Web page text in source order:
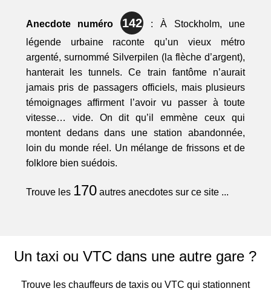
Anecdote numéro 142
: À Stockholm, une
légende urbaine raconte qu’un vieux métro
argenté, surnommé Silverpilen (la flèche d’argent),
hanterait les tunnels. Ce train fantôme n’aurait
jamais pris de passagers officiels, mais plusieurs
témoignages affirment l’avoir vu passer à toute
vitesse… vide. On dit qu’il emmène ceux qui
montent dedans dans une station abandonnée,
loin du monde réel. Un mélange de frissons et de
folklore bien suédois.
Trouve les 170autres anecdotes sur ce site ...
Un taxi ou VTC dans une autre gare ?
Trouve les chauffeurs de taxis ou VTC qui stationnent